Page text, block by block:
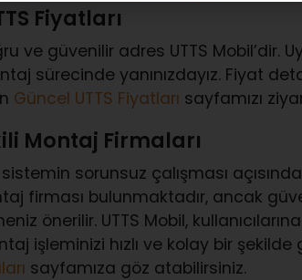
Fiyatları
ve güvenilir adres UTTS Mobil’dir.
sürecinde yanınızdayız. Fiyat
Güncel UTTS Fiyatları sayfamızı
Montaj Firmaları
sorunsuz çalışması
firması bulunmaktadır, ancak
önerilir. UTTS Mobil,
işleminizi hızlı ve kolay bir şekilde
sayfamıza göz atabilirsiniz.